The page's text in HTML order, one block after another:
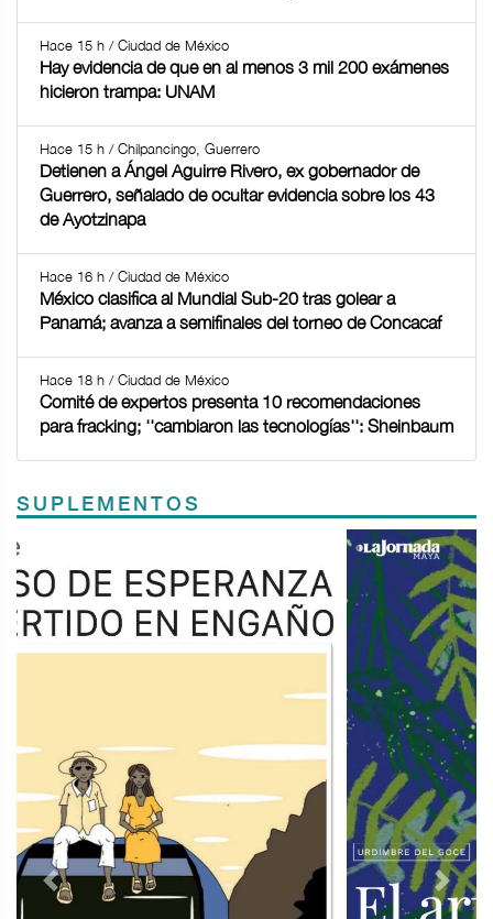
Hace 15 h / Ciudad de México
Hay evidencia de que en al menos 3 mil 200 exámenes
hicieron trampa: UNAM
Hace 15 h / Chilpancingo, Guerrero
Detienen a Ángel Aguirre Rivero, ex gobernador de
Guerrero, señalado de ocultar evidencia sobre los 43
de Ayotzinapa
Hace 16 h / Ciudad de México
México clasifica al Mundial Sub-20 tras golear a
Panamá; avanza a semifinales del torneo de Concacaf
Hace 18 h / Ciudad de México
Comité de expertos presenta 10 recomendaciones
para fracking; ''cambiaron las tecnologías'': Sheinbaum
SUPLEMENTOS
Previous Next